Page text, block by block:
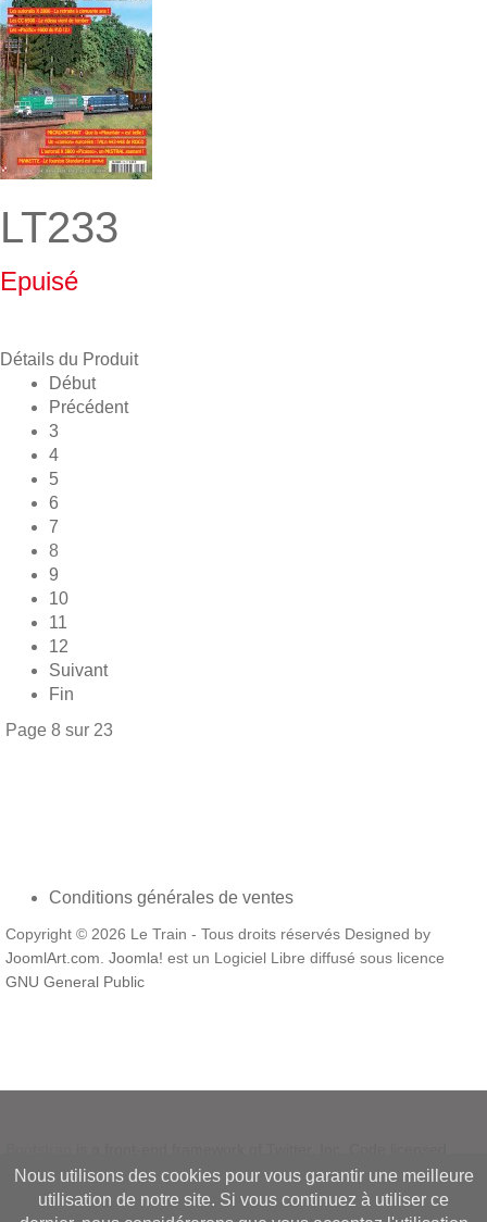
LT233
Epuisé
Détails du Produit
Début
Précédent
3
4
5
6
7
8
9
10
11
12
Suivant
Fin
Page 8 sur 23
Conditions générales de ventes
Copyright © 2026 Le Train - Tous droits réservés Designed by
JoomlArt.com. Joomla! est un Logiciel Libre diffusé sous licence
GNU General Public
underMIT License.
Font Awesomefont licensed underSIL OFL 1.1.
Nous utilisons des cookies pour vous garantir une meilleure
utilisation de notre site. Si vous continuez à utiliser ce